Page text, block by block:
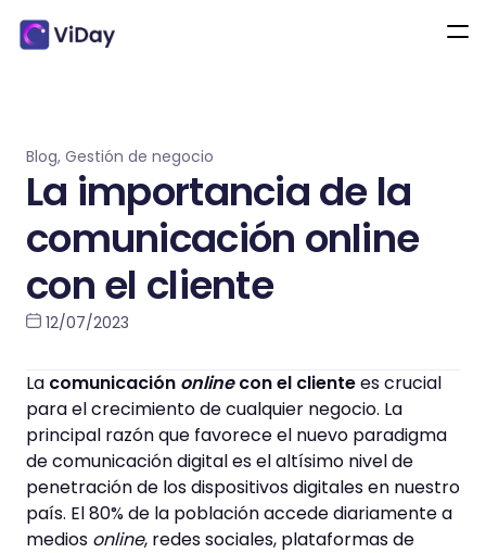
Blog, Gestión de negocio
La importancia de la
comunicación online
con el cliente
12/07/2023
La comunicación onlinecon el clientees crucial
para el crecimiento de cualquier negocio. La
principal razón que favorece el nuevo paradigma
de comunicación digital es el altísimo nivel de
penetración de los dispositivos digitales en nuestro
país. El 80% de la población accede diariamente a
medios online, redes sociales, plataformas de